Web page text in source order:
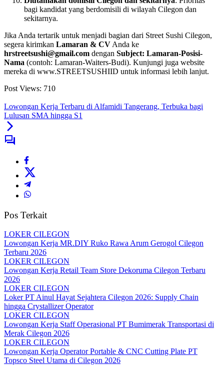
bagi kandidat yang berdomisili di wilayah Cilegon dan
sekitarnya.
Jika Anda tertarik untuk menjadi bagian dari Street Sushi Cilegon,
segera kirimkan Lamaran & CV Anda ke
hrstreetsushi@gmail.com dengan Subject: Lamaran-Posisi-
Nama (contoh: Lamaran-Waiters-Budi). Kunjungi juga website
mereka di www.STREETSUSHIID untuk informasi lebih lanjut.
Post Views: 710
Lowongan Kerja Terbaru di Alfamidi Tangerang, Terbuka bagi
Lulusan SMA hingga S1
Pos Terkait
LOKER CILEGON
Lowongan Kerja MR.DIY Ruko Rawa Arum Gerogol Cilegon
Terbaru 2026
LOKER CILEGON
Lowongan Kerja Retail Team Store Dekoruma Cilegon Terbaru
2026
LOKER CILEGON
Loker PT Ainul Hayat Sejahtera Cilegon 2026: Supply Chain
hingga Crystallizer Operator
LOKER CILEGON
Lowongan Kerja Staff Operasional PT Bumimerak Transportasi di
Merak Cilegon 2026
LOKER CILEGON
Lowongan Kerja Operator Portable & CNC Cutting Plate PT
Topsco Steel Utama di Cilegon 2026